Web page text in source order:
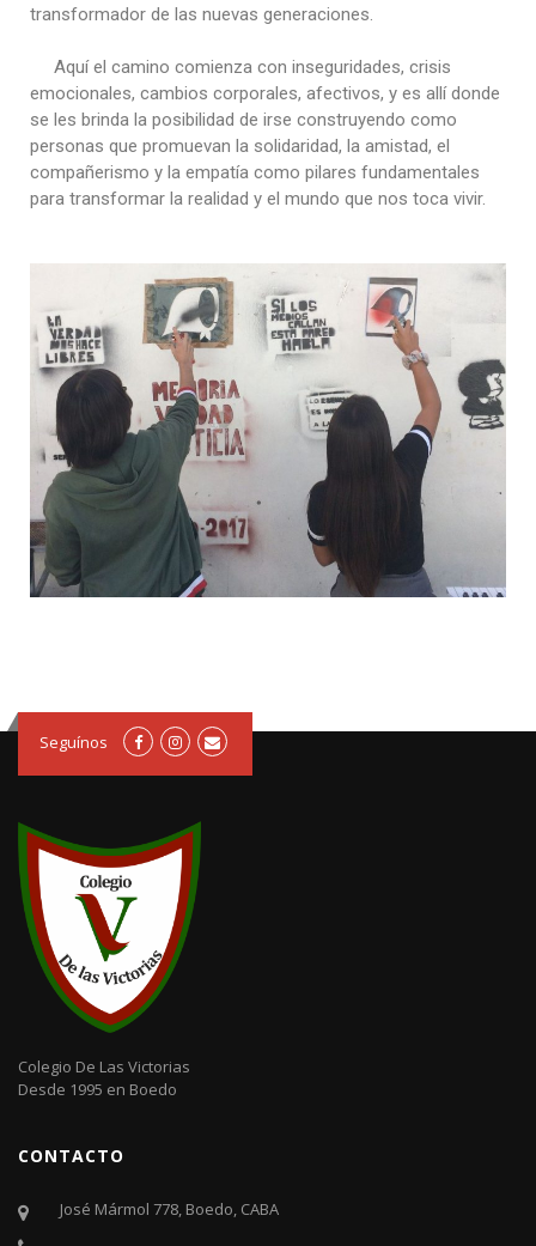
transformador de las nuevas generaciones.
Aquí el camino comienza con inseguridades, crisis
emocionales, cambios corporales, afectivos, y es allí donde
se les brinda la posibilidad de irse construyendo como
personas que promuevan la solidaridad, la amistad, el
compañerismo y la empatía como pilares fundamentales
para transformar la realidad y el mundo que nos toca vivir.
Seguínos
Colegio De Las Victorias
Desde 1995 en Boedo
CONTACTO
José Mármol 778, Boedo, CABA